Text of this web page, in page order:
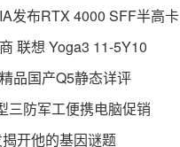
发布RTX 4000 SFF半高
联想 Yoga3 11-5Y10
品国产Q5静态详评
三防军工便携电脑促销
开他的基因谜题